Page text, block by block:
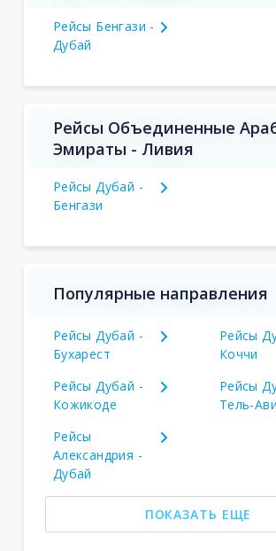
Рейсы Бенгази -
Дубай
Рейсы Объединенные
Эмираты - Ливия
Рейсы Дубай -
Бенгази
Популярные направления
Рейсы Дубай -
Бухарест
Рейсы
Коччи
Рейсы Дубай -
Кожикоде
Рейсы
Тель-
Рейсы
Александрия -
Дубай
ПОКАЗАТЬ ЕЩЕ